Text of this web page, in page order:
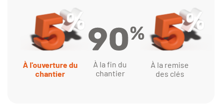
À l'ouverture du
chantier
À la fin du
chantier
À la remise
des clés